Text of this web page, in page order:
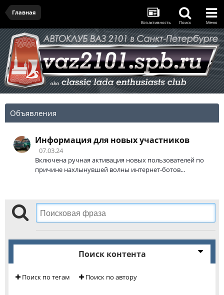
Главная
Вся активность Поиск Меню
Объявления
Информация для новых участников
07.03.24
Включена ручная активация новых пользователей по
причине нахлынувшей волны интернет-ботов...
Поиск контента
Поиск по тегам Поиск по автору